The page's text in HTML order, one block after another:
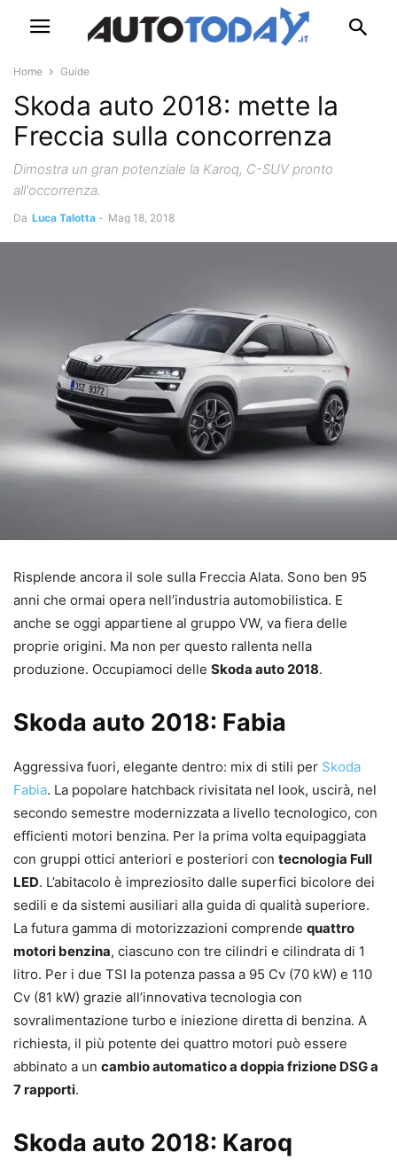
Home Guide
Skoda auto 2018: mette la
Freccia sulla concorrenza
Dimostra un gran potenziale la Karoq, C-SUV pronto
all'occorrenza.
Da Luca Talotta - Mag 18, 2018
Risplende ancora il sole sulla Freccia Alata. Sono ben 95
anni che ormai opera nell’industria automobilistica. E
anche se oggi appartiene al gruppo VW, va fiera delle
proprie origini. Ma non per questo rallenta nella
produzione. Occupiamoci delle Skoda auto 2018.
Skoda auto 2018: Fabia
Aggressiva fuori, elegante dentro: mix di stili per Skoda
Fabia. La popolare hatchback rivisitata nel look, uscirà, nel
secondo semestre modernizzata a livello tecnologico, con
efficienti motori benzina. Per la prima volta equipaggiata
con gruppi ottici anteriori e posteriori con tecnologia Full
LED. L’abitacolo è impreziosito dalle superfici bicolore dei
sedili e da sistemi ausiliari alla guida di qualità superiore.
La futura gamma di motorizzazioni comprende quattro
motori benzina, ciascuno con tre cilindri e cilindrata di 1
litro. Per i due TSI la potenza passa a 95 Cv (70 kW) e 110
Cv (81 kW) grazie all’innovativa tecnologia con
sovralimentazione turbo e iniezione diretta di benzina. A
richiesta, il più potente dei quattro motori può essere
abbinato a un cambio automatico a doppia frizione DSG a
7 rapporti.
Skoda auto 2018: Karoq